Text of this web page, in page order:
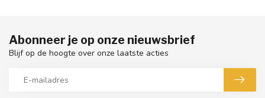
Abonneer je op onze nieuwsbrief
Blijf op de hoogte over onze laatste acties